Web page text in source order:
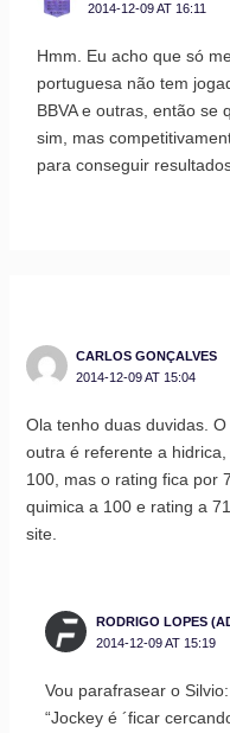
2014-12-09 AT 16:11
Hmm. Eu acho que só
portuguesa não tem
BBVA e outras, então se
sim, mas
para conseguir
CARLOS GONÇALVES
2014-12-09 AT 15:04
Ola tenho duas duvidas.
outra é referente a
100, mas o rating fica por
quimica a 100 e rating a
site.
RODRIGO LOPES
2014-12-09 AT 15:19
Vou parafrasear o Silvio:
“Jockey é ´ficar